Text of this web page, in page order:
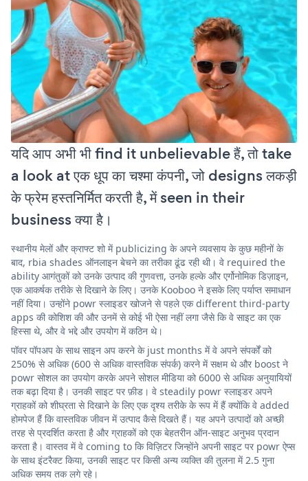
यदि आप अभी भी find it unbelievable हैं, तो take
a look at एक धूप का चश्मा कंपनी, जो designs लकड़ी
के फ्रेम हस्तनिर्मित करती है, में seen in their
business क्या है।
स्थानीय मेलों और क्राफ्ट शो में publicizing के अपने व्यवसाय के कुछ महीनों के
बाद, rbia shades ऑनलाइन बेचने का तरीका ढूंढ रही थी। वे required the
ability आगंतुकों को उनके उत्पाद की गुणवत्ता, उनके हल्के और एर्गोनोमिक डिज़ाइन,
एक आकर्षक तरीके से दिखाने के लिए। उनके Kooboo ने इसके लिए पर्याप्त समाधान
नहीं दिया। उन्होंने powr स्लाइडर खोजने से पहले एक different third-party
apps की कोशिश की और उनमें से कोई भी ऐसा नहीं लगा जैसे कि वे साइट का एक
हिस्सा थे, और वे भद्दे और उपयोग में कठिन थे।
पॉवर पॉपअप के साथ साइन अप करने के just months में वे अपने संपर्कों को
250% से अधिक (600 से अधिक वास्तविक संपर्क) करने में सक्षम थे और boost ने
powr सोशल का उपयोग करके अपने सोशल मीडिया को 6000 से अधिक अनुयायियों
तक बढ़ा दिया है। उनकी साइट पर फ़ीड। वे steadily powr स्लाइडर अपने
ग्राहकों को शीघ्रता से दिखाने के लिए एक दृश्य तरीके के रूप में हैं क्योंकि वे added
होमपेज हैं कि वास्तविक जीवन में उत्पाद कैसे दिखते हैं। यह अपने उत्पादों को अच्छी
तरह से प्रदर्शित करता है और ग्राहकों को एक बेहतरीन ऑन-साइट अनुभव प्रदान
करता है। वास्तव में वे coming to कि विज़िटर जिन्होंने अपनी साइट पर powr ऐप्स
के साथ इंटरैक्ट किया, उनकी साइट पर किसी अन्य व्यक्ति की तुलना में 2.5 गुना
अधिक समय तक लगे रहे।